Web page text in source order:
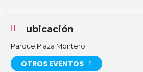
ubicación
Parque Plaza Montero
OTROS EVENTOS